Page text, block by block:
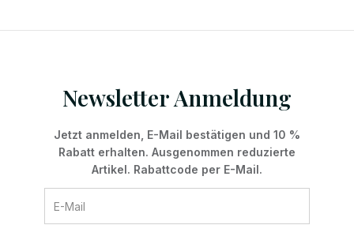
Newsletter Anmeldung
Jetzt anmelden, E-Mail bestätigen und 10 %
Rabatt erhalten. Ausgenommen reduzierte
Artikel. Rabattcode per E-Mail.